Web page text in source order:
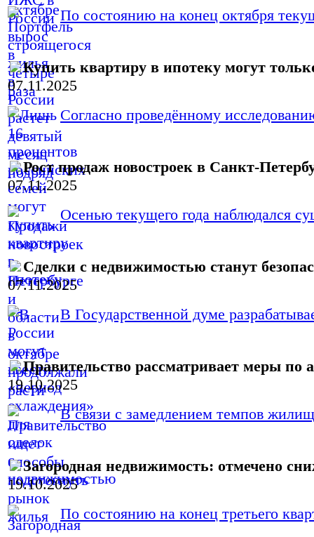
По состоянию на конец октября
Купить квартиру в ипотеку могут
07.11.2025
Согласно проведённому
Рост продаж новостроек в Санкт-
07.11.2025
Осенью текущего года наблюдался
Сделки с недвижимостью станут
07.11.2025
В Государственной думе
Правительство рассматривает меры
19.10.2025
В связи с замедлением темпов
Загородная недвижимость: отмечено
19.10.2025
По состоянию на конец третьего